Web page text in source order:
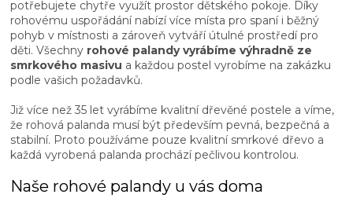
í
p
r
v
k
v
ý
p
i
u
potřebujete chytře využít prostor dětského pokoje. Díky
rohovému uspořádání nabízí více místa pro spaní i běžný
pohyb v místnosti a zároveň vytváří útulné prostředí pro
děti. Všechny rohové palandy vyrábíme výhradně ze
smrkového masivu a každou postel vyrobíme na zakázku
podle vašich požadavků.
Již více než 35 let vyrábíme kvalitní dřevěné postele a víme,
že rohová palanda musí být především pevná, bezpečná a
stabilní. Proto používáme pouze kvalitní smrkové dřevo a
každá vyrobená palanda prochází pečlivou kontrolou.
Naše rohové palandy u vás doma